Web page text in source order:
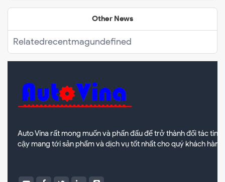
Other News
Relatedrecentmagundefined
Auto Vina rất mong muốn và phấn đấu để trở thành đối tác tin
cậy mang tới sản phẩm và dịch vụ tốt nhất cho quý khách hàng!